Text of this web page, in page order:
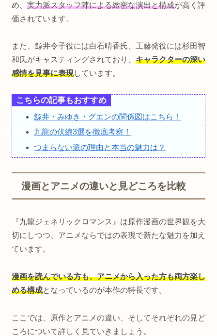
め、 実力派スタッフ陣による緻密な演出と構成が高く評
価されています。
また、鯨井令子役には白石晴香氏、工藤発役には杉田智
和氏がキャスティングされており、 キャラクターの深い
感情を見事に表現しています。
こちらの記事もおすすめ
鯨井・みゆき・グエンの関係図はこちら！
九龍の伏線3選を徹底考察！
つまらない派の理由と本当の魅力は？
漫画とアニメの違いと見どころを比較
『九龍ジェネリックロマンス』は原作漫画の世界観を大
切にしつつ、アニメならではの表現で新たな魅力を加え
ています。
漫画を読んでいる方も、アニメから入った方も両方楽し
める構成となっているのが本作の特長です。
ここでは、原作とアニメの違い、そしてそれぞれの見ど
ころについて詳しく見ていきましょう。